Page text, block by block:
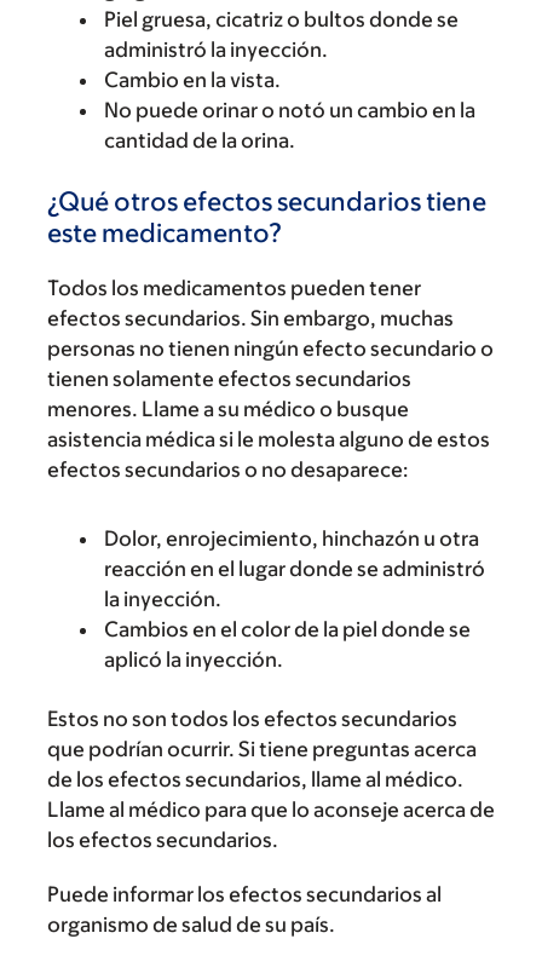
Piel gruesa, cicatriz o bultos donde se
administró la inyección.
Cambio en la vista.
No puede orinar o notó un cambio en la
cantidad de la orina.
¿Qué otros efectos secundarios tiene
este medicamento?
Todos los medicamentos pueden tener
efectos secundarios. Sin embargo, muchas
personas no tienen ningún efecto secundario o
tienen solamente efectos secundarios
menores. Llame a su médico o busque
asistencia médica si le molesta alguno de estos
efectos secundarios o no desaparece:
Dolor, enrojecimiento, hinchazón u otra
reacción en el lugar donde se administró
la inyección.
Cambios en el color de la piel donde se
aplicó la inyección.
Estos no son todos los efectos secundarios
que podrían ocurrir. Si tiene preguntas acerca
de los efectos secundarios, llame al médico.
Llame al médico para que lo aconseje acerca de
los efectos secundarios.
Puede informar los efectos secundarios al
organismo de salud de su país.